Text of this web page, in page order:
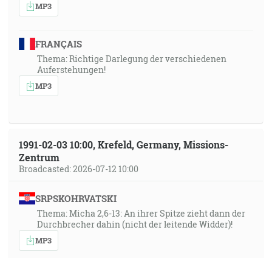
MP3
FRANÇAIS
Thema: Richtige Darlegung der verschiedenen
Auferstehungen!
MP3
1991-02-03 10:00, Krefeld, Germany, Missions-
Zentrum
Broadcasted: 2026-07-12 10:00
SRPSKOHRVATSKI
Thema: Micha 2,6-13: An ihrer Spitze zieht dann der
Durchbrecher dahin (nicht der leitende Widder)!
MP3